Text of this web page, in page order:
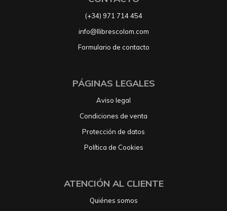
(+34) 971 714 454
info@llibrescolom.com
Formulario de contacto
PÁGINAS LEGALES
Aviso legal
Condiciones de venta
Protección de datos
Política de Cookies
ATENCIÓN AL CLIENTE
Quiénes somos